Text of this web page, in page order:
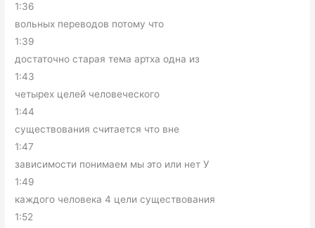
1:36
вольных переводов потому что
1:39
достаточно старая тема артха одна из
1:43
четырех целей человеческого
1:44
существования считается что вне
1:47
зависимости понимаем мы это или нет У
1:49
каждого человека 4 цели существования
1:52